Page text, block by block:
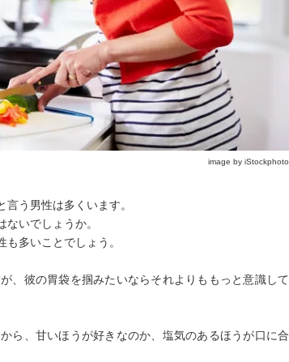
image by iStockphoto
う男性は多くいます。
いでしょうか。
多いことでしょう。
、彼の胃袋を掴みたいならそれよりももっと意識して
ら、甘いほうが好きなのか、塩気のあるほうが口に合